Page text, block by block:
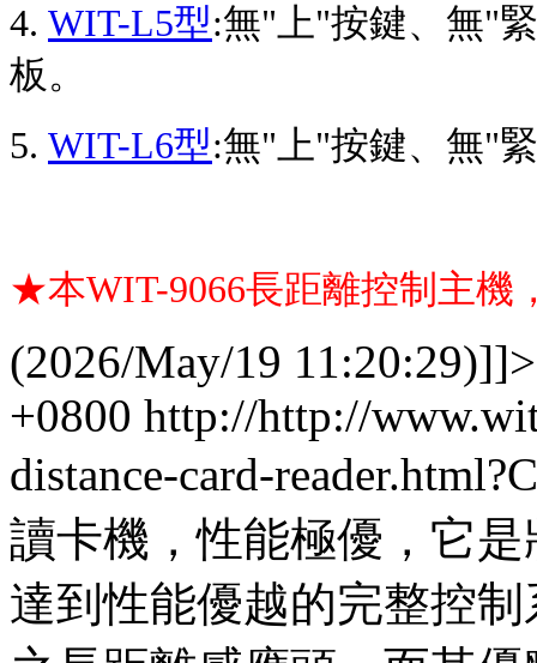
4. WIT-L5型:無"上"按鍵、無"
板。
5. WIT-L6型:無"上"按鍵、無"
★本WIT-9066長距離控制主機
(2026/May/19 11:20:29)]]>
+0800 http://http://
distance-card-
讀卡機，性能極優，它
達到性能優越的完整控